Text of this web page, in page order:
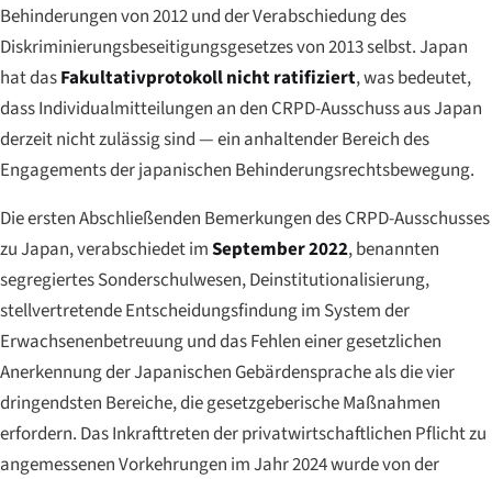
Behinderungen von 2012 und der Verabschiedung des
Diskriminierungsbeseitigungsgesetzes von 2013 selbst. Japan
hat dasFakultativprotokoll nicht ratifiziert, was bedeutet,
dass Individualmitteilungen an den CRPD-Ausschuss aus Japan
derzeit nicht zulässig sind — ein anhaltender Bereich des
Engagements der japanischen Behinderungsrechtsbewegung.
Die ersten Abschließenden Bemerkungen des CRPD-Ausschusses
zu Japan, verabschiedet imSeptember 2022, benannten
segregiertes Sonderschulwesen, Deinstitutionalisierung,
stellvertretende Entscheidungsfindung im System der
Erwachsenenbetreuung und das Fehlen einer gesetzlichen
Anerkennung der Japanischen Gebärdensprache als die vier
dringendsten Bereiche, die gesetzgeberische Maßnahmen
erfordern. Das Inkrafttreten der privatwirtschaftlichen Pflicht zu
angemessenen Vorkehrungen im Jahr 2024 wurde von der